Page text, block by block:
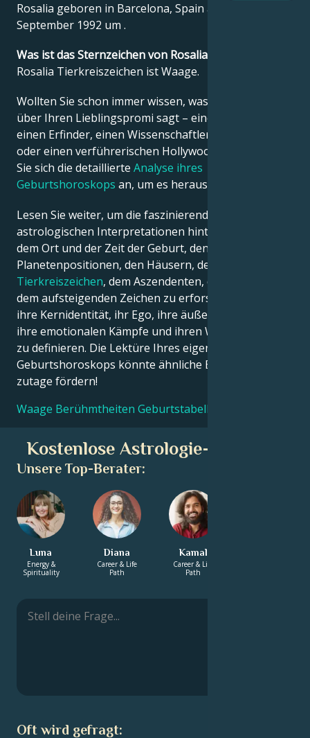
Rosalia geboren in Barcelona, Spain am 25
September 1992 um .
Was ist das Sternzeichen von Rosalia?
Rosalia Tierkreiszeichen ist Waage.
Wollten Sie schon immer wissen, was die Astrologie
über Ihren Lieblingspromi sagt – einen Politiker,
einen Erfinder, einen Wissenschaftler, einen Musiker
oder einen verführerischen Hollywood-Star? Sehen
Sie sich die detaillierte Analyse ihres
Geburtshoroskops an, um es herauszufinden!
Lesen Sie weiter, um die faszinierenden
astrologischen Interpretationen hinter dem Datum,
dem Ort und der Zeit der Geburt, den
Planetenpositionen, den Häusern, dem
Tierkreiszeichen, dem Aszendenten, dem Mond und
dem aufsteigenden Zeichen zu erforschen – und so
ihre Kernidentität, ihr Ego, ihre äußere Erscheinung,
ihre emotionalen Kämpfe und ihren Weg zum Erfolg
zu definieren. Die Lektüre Ihres eigenen
Geburtshoroskops könnte ähnliche Erkenntnisse
zutage fördern!
Waage Berühmtheiten Geburtstabellen
Kostenlose Astrologie-Beratung
Unsere Top-Berater:
Luna
Energy &
Spirituality
Diana
Career & Life
Path
Kamal
Career & Life
Path
Oft wird gefragt: